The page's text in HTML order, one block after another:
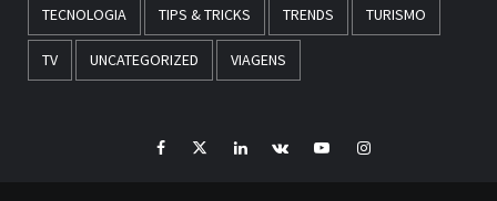
TECNOLOGIA TIPS & TRICKS TRENDS TURISMO
TV UNCATEGORIZED VIAGENS
FacebookTwitterLinkedIn
VK YouTubeInstagram